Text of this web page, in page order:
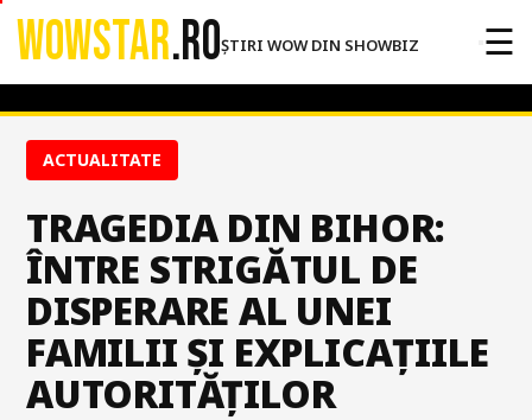
WOWSTAR.ROȘTIRI WOW DIN SHOWBIZ ☰
ACTUALITATE
TRAGEDIA DIN BIHOR:
ÎNTRE STRIGĂTUL DE
DISPERARE AL UNEI
FAMILII ȘI EXPLICAȚIILE
AUTORITĂȚILOR